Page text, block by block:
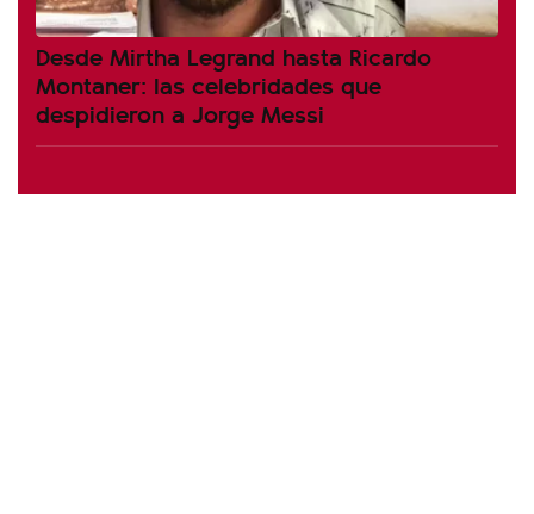
Desde Mirtha Legrand hasta Ricardo
Montaner: las celebridades que
despidieron a Jorge Messi